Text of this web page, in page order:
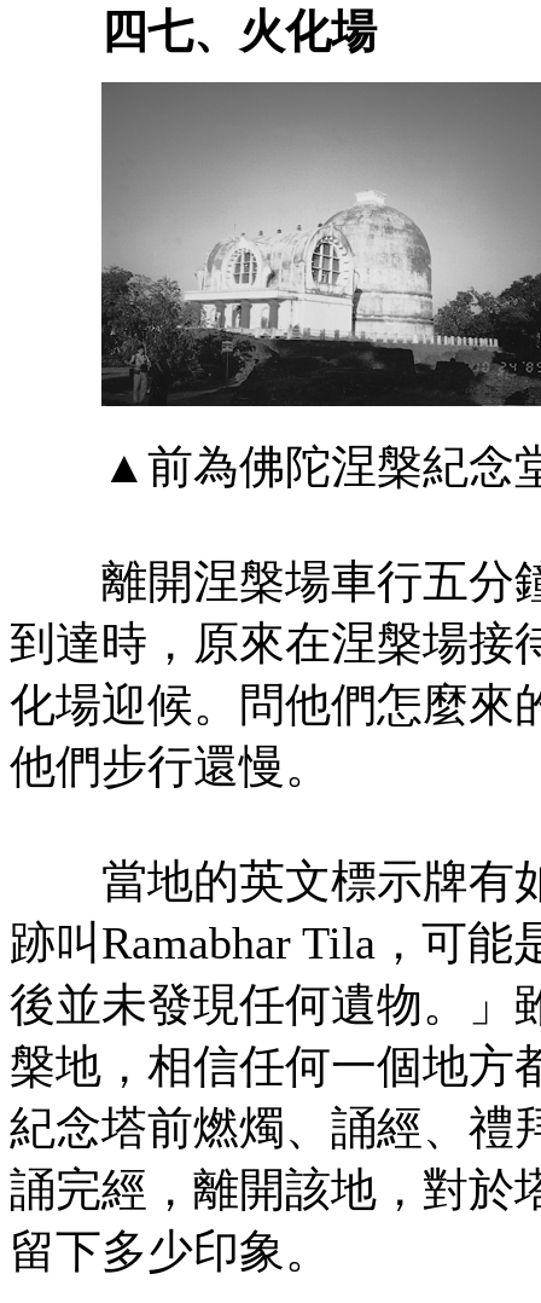
四七、火化場
▲前為佛陀涅槃紀念堂
離開涅槃場車行五分
到達時，原來在涅槃場接
化場迎候。問他們怎麼來
他們步行還慢。
當地的英文標示牌有
跡叫Ramabhar Tila，可
後並未發現任何遺物。」
槃地，相信任何一個地方
紀念塔前燃燭、誦經、禮
誦完經，離開該地，對於
留下多少印象。